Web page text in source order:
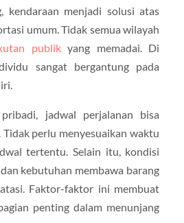
kendaraan menjadi solusi atas
umum. Tidak semua wilayah
publikyang memadai. Di
sangat bergantung pada
jadwal perjalanan bisa
perlu menyesuaikan waktu
tertentu. Selain itu, kondisi
kebutuhan membawa barang
Faktor-faktor ini membuat
penting dalam menunjang